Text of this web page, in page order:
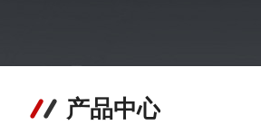
产品中心